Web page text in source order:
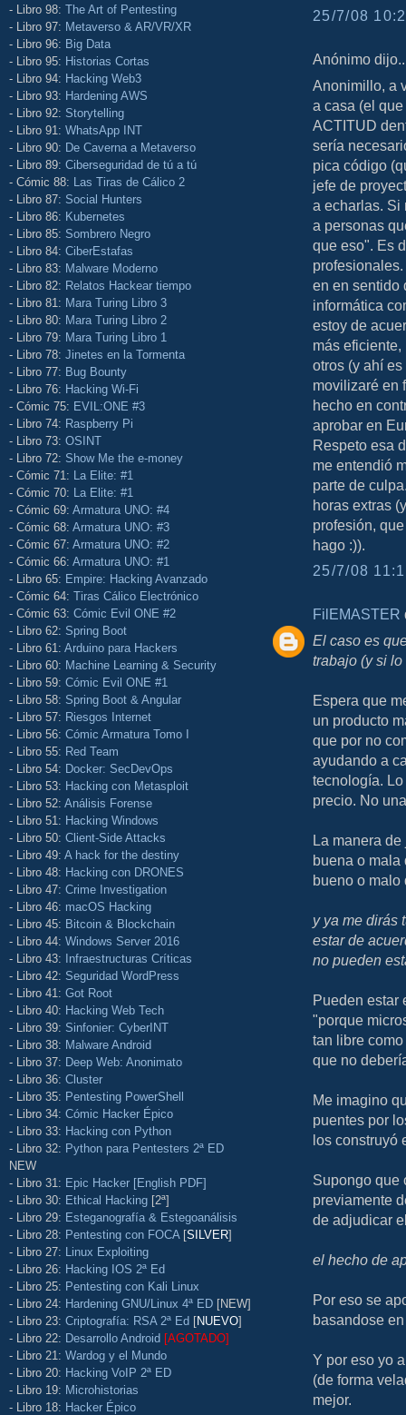
- Libro 98: The Art of Pentesting
- Libro 97: Metaverso & AR/VR/XR
- Libro 96: Big Data
- Libro 95: Historias Cortas
- Libro 94: Hacking Web3
- Libro 93: Hardening AWS
- Libro 92: Storytelling
- Libro 91: WhatsApp INT
- Libro 90: De Caverna a Metaverso
- Libro 89: Ciberseguridad de tú a tú
- Cómic 88: Las Tiras de Cálico 2
- Libro 87: Social Hunters
- Libro 86: Kubernetes
- Libro 85: Sombrero Negro
- Libro 84: CiberEstafas
- Libro 83: Malware Moderno
- Libro 82: Relatos Hackear tiempo
- Libro 81: Mara Turing Libro 3
- Libro 80: Mara Turing Libro 2
- Libro 79: Mara Turing Libro 1
- Libro 78: Jinetes en la Tormenta
- Libro 77: Bug Bounty
- Libro 76: Hacking Wi-Fi
- Cómic 75: EVIL:ONE #3
- Libro 74: Raspberry Pi
- Libro 73: OSINT
- Libro 72: Show Me the e-money
- Cómic 71: La Elite: #1
- Cómic 70: La Elite: #1
- Cómic 69: Armatura UNO: #4
- Cómic 68: Armatura UNO: #3
- Cómic 67: Armatura UNO: #2
- Cómic 66: Armatura UNO: #1
- Libro 65: Empire: Hacking Avanzado
- Cómic 64: Tiras Cálico Electrónico
- Cómic 63: Cómic Evil ONE #2
- Libro 62: Spring Boot
- Libro 61: Arduino para Hackers
- Libro 60: Machine Learning & Security
- Libro 59: Cómic Evil ONE #1
- Libro 58: Spring Boot & Angular
- Libro 57: Riesgos Internet
- Libro 56: Cómic Armatura Tomo I
- Libro 55: Red Team
- Libro 54: Docker: SecDevOps
- Libro 53: Hacking con Metasploit
- Libro 52: Análisis Forense
- Libro 51: Hacking Windows
- Libro 50: Client-Side Attacks
- Libro 49: A hack for the destiny
- Libro 48: Hacking con DRONES
- Libro 47: Crime Investigation
- Libro 46: macOS Hacking
- Libro 45: Bitcoin & Blockchain
- Libro 44: Windows Server 2016
- Libro 43: Infraestructuras Críticas
- Libro 42: Seguridad WordPress
- Libro 41: Got Root
- Libro 40: Hacking Web Tech
- Libro 39: Sinfonier: CyberINT
- Libro 38: Malware Android
- Libro 37: Deep Web: Anonimato
- Libro 36: Cluster
- Libro 35: Pentesting PowerShell
- Libro 34: Cómic Hacker Épico
- Libro 33: Hacking con Python
- Libro 32: Python para Pentesters 2ª ED
NEW
- Libro 31: Epic Hacker [English PDF]
- Libro 30: Ethical Hacking [2ª]
- Libro 29: Esteganografía & Estegoanálisis
- Libro 28: Pentesting con FOCA [SILVER]
- Libro 27: Linux Exploiting
- Libro 26: Hacking IOS 2ª Ed
- Libro 25: Pentesting con Kali Linux
- Libro 24: Hardening GNU/Linux 4ª ED [NEW]
- Libro 23: Criptografía: RSA 2ª Ed [NUEVO]
- Libro 22: Desarrollo Android [AGOTADO]
- Libro 21: Wardog y el Mundo
- Libro 20: Hacking VoIP 2ª ED
- Libro 19: Microhistorias
- Libro 18: Hacker Épico
25/7/08
Anónimo
Anonimillo, a
a casa (el
ACTITUD
sería
pica código
jefe de
a echarlas. Si
a personas
que eso". Es
en en sentido
informática
estoy de
más
otros (y ahí
movilizaré en
hecho en
aprobar en
Respeto esa
me entendió
parte de
horas extras
profesión,
hago :)).
25/7/08
FilEMASTER
El caso es
trabajo (y si
Espera que
un producto
que por no
ayudando a
tecnología.
precio. No
La manera
buena o mala
bueno o malo
y ya me dirás
estar de
no pueden
Pueden estar
"porque
tan libre
que no
Me imagino
puentes por
los construyó
Supongo que
previamente
de adjudicar
el hecho de
Por eso se
basandose
Y por eso yo
(de forma
mejor.